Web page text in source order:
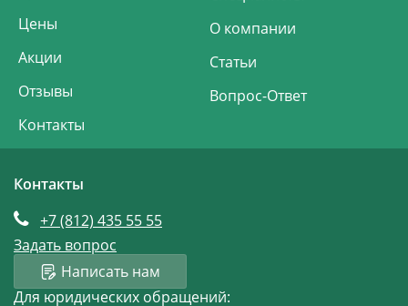
Цены
Акции
Отзывы
Контакты
О компании
Статьи
Вопрос-Ответ
Контакты
+7 (812) 435 55 55
Задать вопрос
Написать нам
Для юридических обращений: